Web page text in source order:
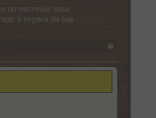
ou escrever uma
à espera da tua